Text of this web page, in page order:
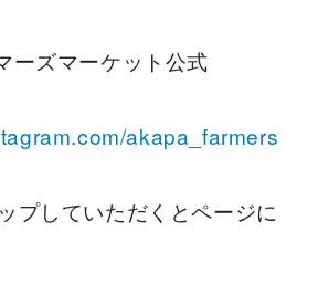
ーズマーケット公式
akapa_farmers
プしていただくとページに